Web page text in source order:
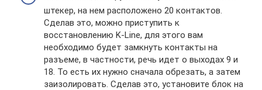
штекер, на нем расположено 20 контактов.
Сделав это, можно приступить к
восстановлению K-Line, для этого вам
необходимо будет замкнуть контакты на
разъеме, в частности, речь идет о выходах 9 и
18. То есть их нужно сначала обрезать, а затем
заизолировать. Сделав это, установите блок на